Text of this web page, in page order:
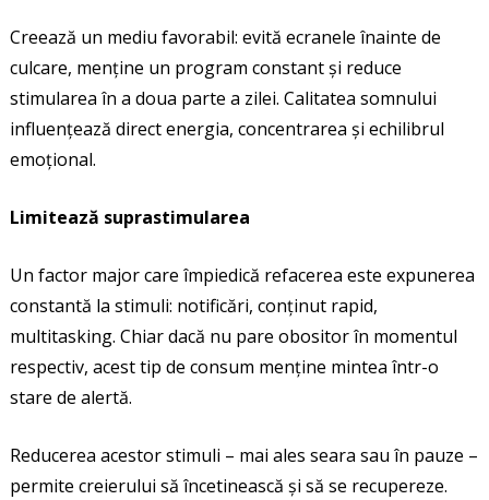
Creează un mediu favorabil: evită ecranele înainte de
culcare, menține un program constant și reduce
stimularea în a doua parte a zilei. Calitatea somnului
influențează direct energia, concentrarea și echilibrul
emoțional.
Limitează suprastimularea
Un factor major care împiedică refacerea este expunerea
constantă la stimuli: notificări, conținut rapid,
multitasking. Chiar dacă nu pare obositor în momentul
respectiv, acest tip de consum menține mintea într-o
stare de alertă.
Reducerea acestor stimuli – mai ales seara sau în pauze –
permite creierului să încetinească și să se recupereze.